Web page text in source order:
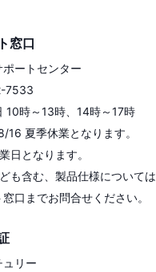
窓口
ートセンター
7533
10時～13時、14時～17時
夏季休業となります。
日となります。
も含む、製品仕様については
口までお問合せください。
リー